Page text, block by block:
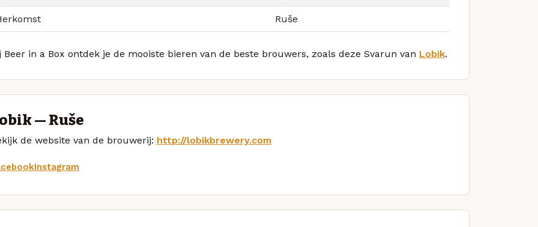
Ruše
Beer in a Box ontdek je de mooiste bieren van de beste brouwers, zoals deze Svarun van Lobik.
— Ruše
de website van de brouwerij: http://lobikbrewery.com
Instagram